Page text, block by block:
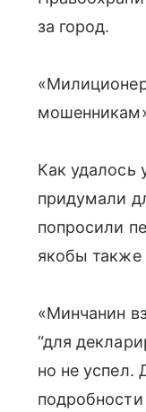
за город.
Как удалось
придумали
попросили
якобы также
«Минчанин
“для
но не успел.